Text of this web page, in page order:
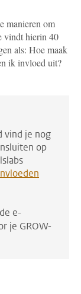
manieren om
vindt hierin 40
als: Hoe maak
ik invloed uit?
vind je nog
op
e-
je GROW-